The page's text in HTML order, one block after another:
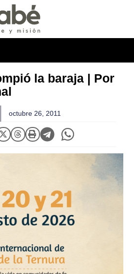
la baraja | Por
octubre 26, 2011